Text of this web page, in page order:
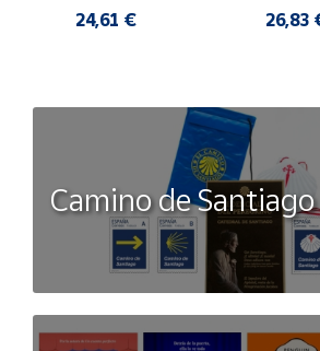
24,61 € 26,83
Camino de Santiago